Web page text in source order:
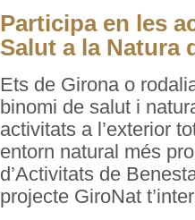
Participa en les
Salut a la Natura
Ets de Girona o
binomi de salut i
activitats a l’exterior
entorn natural més
d’Activitats de
projecte GiroNat